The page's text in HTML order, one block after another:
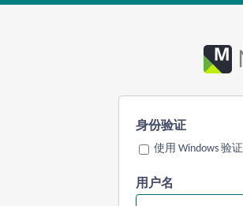
身份验证
使用 Windows 验证
用户名